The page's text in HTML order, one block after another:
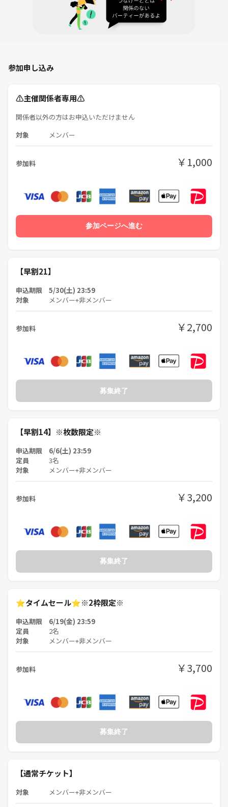
ニューティリピーターさんはもちろん、ご新規の方もお気軽にお申し込
🌸スタンプカードのご案内🌸
ント！カードのデザインもこだわっております♪
参加申し込み
⚠️主催関係者専用⚠️
関係者以外の方はお申込いただけません
対象 メンバー
参加料 ￥1,000
参加ページへ進む
【早割21】
申込期限 5/30(土) 23:59
対象
メンバー+非メンバー
参加料 ￥2,700
募集終了
【早割14】※枚数限定※
申込期限 6/6(土) 23:59
定員 3名
対象 メンバー+非メンバー
参加料 ￥3,200
募集終了
⭐️タイムセール⭐️※2枠限定※
申込期限 6/19(金) 23:59
定員 2名
対象 メンバー+非メンバー
参加料 ￥3,700
募集終了
【通常チケット】
対象 メンバー+非メンバー